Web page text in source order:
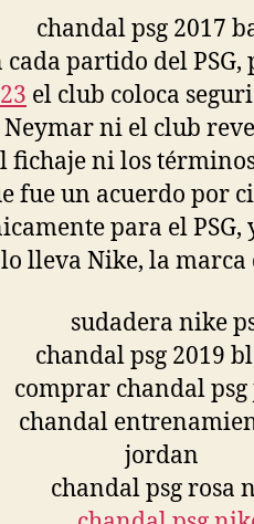
cada partido del
el club coloca
ni el club
fichaje ni los
fue un acuerdo por
para el
lo lleva Nike, la